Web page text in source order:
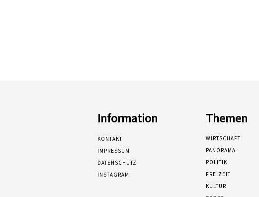
Information
KONTAKT
IMPRESSUM
DATENSCHUTZ
INSTAGRAM
Themen
WIRTSCHAFT
PANORAMA
POLITIK
FREIZEIT
KULTUR